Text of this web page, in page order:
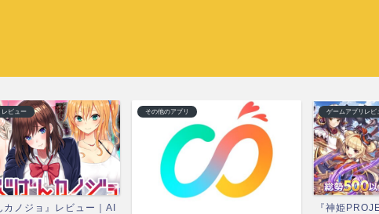
レビュー
カノジョ』レビュー｜AI
その他のアプリ ゲームアプリレビ
『神姫